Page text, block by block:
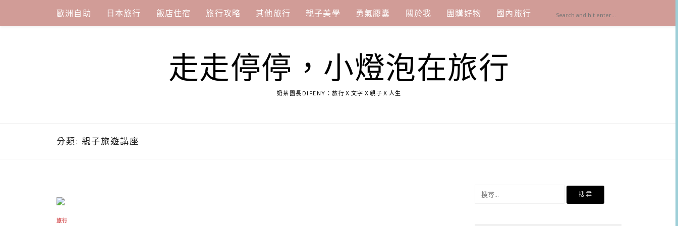
content
歐洲自助 日本旅行 飯店住宿 旅行攻略 其他旅行 親子美學 勇氣膠囊 關於我 團購好物 國內旅行
走走停停，小燈泡在旅行
奶茶團長DIFENY：旅行Ｘ文字Ｘ親子Ｘ人生
分類: 親子旅遊講座
旅行